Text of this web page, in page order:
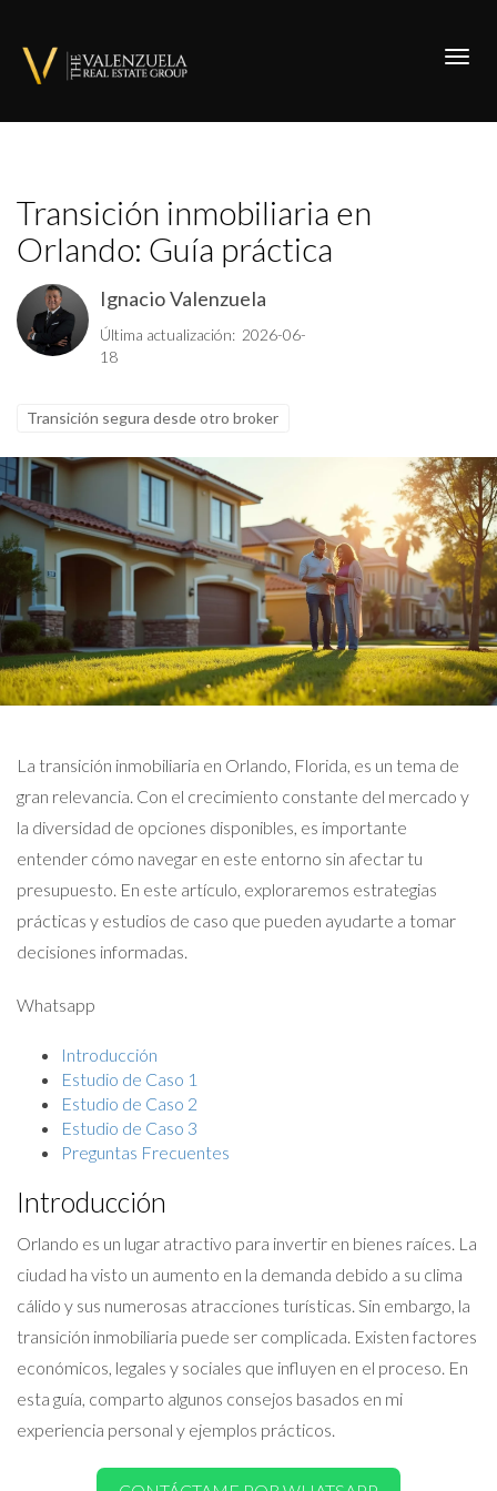
Transición inmobiliaria en
Orlando: Guía práctica
Ignacio Valenzuela
Última actualización: 2026-06-
18
Transición segura desde otro broker
La transición inmobiliaria en Orlando, Florida, es un tema de
gran relevancia. Con el crecimiento constante del mercado y
la diversidad de opciones disponibles, es importante
entender cómo navegar en este entorno sin afectar tu
presupuesto. En este artículo, exploraremos estrategias
prácticas y estudios de caso que pueden ayudarte a tomar
decisiones informadas.
Whatsapp
Introducción
Estudio de Caso 1
Estudio de Caso 2
Estudio de Caso 3
Preguntas Frecuentes
Introducción
Orlando es un lugar atractivo para invertir en bienes raíces. La
ciudad ha visto un aumento en la demanda debido a su clima
cálido y sus numerosas atracciones turísticas. Sin embargo, la
transición inmobiliaria puede ser complicada. Existen factores
económicos, legales y sociales que influyen en el proceso. En
esta guía, comparto algunos consejos basados en mi
experiencia personal y ejemplos prácticos.